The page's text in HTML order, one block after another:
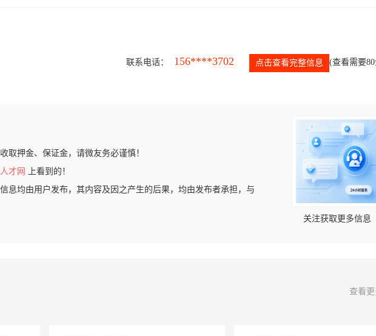
联系电话： 156****3702 点击查看完整信息 (查看需要
取押金、保证金，请微友务必谨慎！
才网
上看到的！
息均由用户发布，其内容及因之产生的后果，均由发布者承担，与
关注获取更多信息
查看